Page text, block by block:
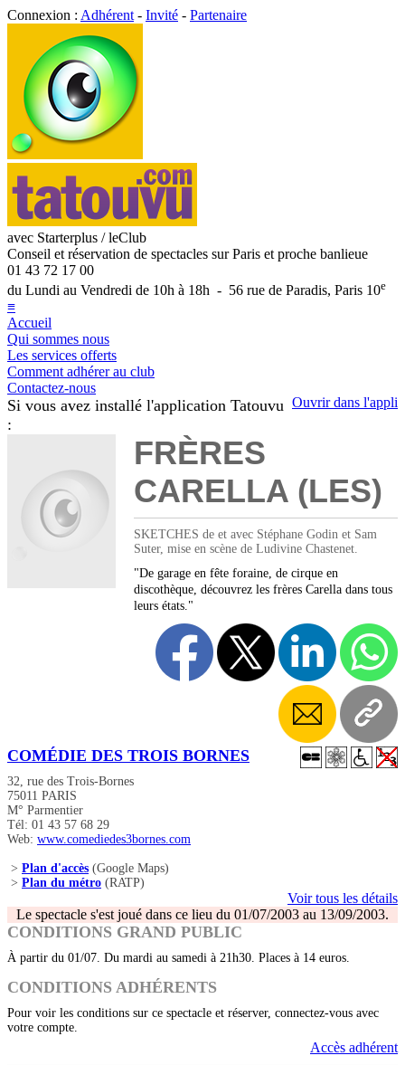
Connexion : Adhérent - Invité - Partenaire
avec Starterplus / leClub
Conseil et réservation de spectacles sur Paris et proche banlieue
01 43 72 17 00
du Lundi au Vendredi de 10h à 18h - 56 rue de Paradis, Paris 10e
≡
Accueil
Qui sommes nous
Les services offerts
Comment adhérer au club
Contactez-nous
Ouvrir dans l'appli
Si vous avez installé l'application Tatouvu
:
FRÈRES
CARELLA (LES)
SKETCHES de et avec Stéphane Godin et Sam
Suter, mise en scène de Ludivine Chastenet.
"De garage en fête foraine, de cirque en
discothèque, découvrez les frères Carella dans tous
leurs états."
COMÉDIE DES TROIS BORNES
32, rue des Trois-Bornes
75011 PARIS
M° Parmentier
Tél: 01 43 57 68 29
Web: www.comediedes3bornes.com
> Plan d'accès (Google Maps)
> Plan du métro (RATP)
Voir tous les détails
Le spectacle s'est joué dans ce lieu du 01/07/2003 au 13/09/2003.
CONDITIONS GRAND PUBLIC
À partir du 01/07. Du mardi au samedi à 21h30. Places à 14 euros.
CONDITIONS ADHÉRENTS
Pour voir les conditions sur ce spectacle et réserver, connectez-vous avec
votre compte.
Accès adhérent